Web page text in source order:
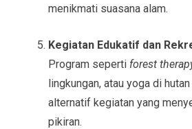
menikmati suasana alam.
Kegiatan Edukatif dan
Program seperti forest
lingkungan, atau yoga di
alternatif kegiatan yang
pikiran.